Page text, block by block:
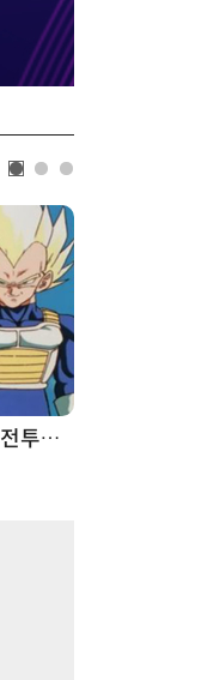
“입으면 전투력 상승?” 드래곤볼 전투복 닮은 중량조끼